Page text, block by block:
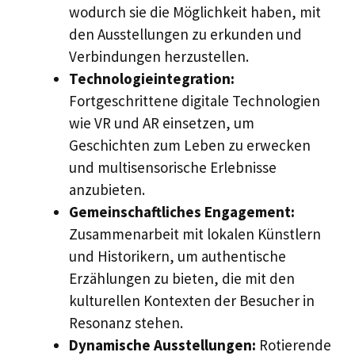
wodurch sie die Möglichkeit haben, mit
den Ausstellungen zu erkunden und
Verbindungen herzustellen.
Technologieintegration:
Fortgeschrittene digitale Technologien
wie VR und AR einsetzen, um
Geschichten zum Leben zu erwecken
und multisensorische Erlebnisse
anzubieten.
Gemeinschaftliches Engagement:
Zusammenarbeit mit lokalen Künstlern
und Historikern, um authentische
Erzählungen zu bieten, die mit den
kulturellen Kontexten der Besucher in
Resonanz stehen.
Dynamische Ausstellungen: Rotierende